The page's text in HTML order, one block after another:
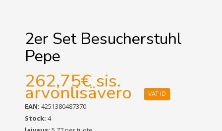
2er Set Besucherstuhl
Pepe
262,75€sis.
arvonlisävero VAT ID
EAN: 4251380487370
Stock: 4